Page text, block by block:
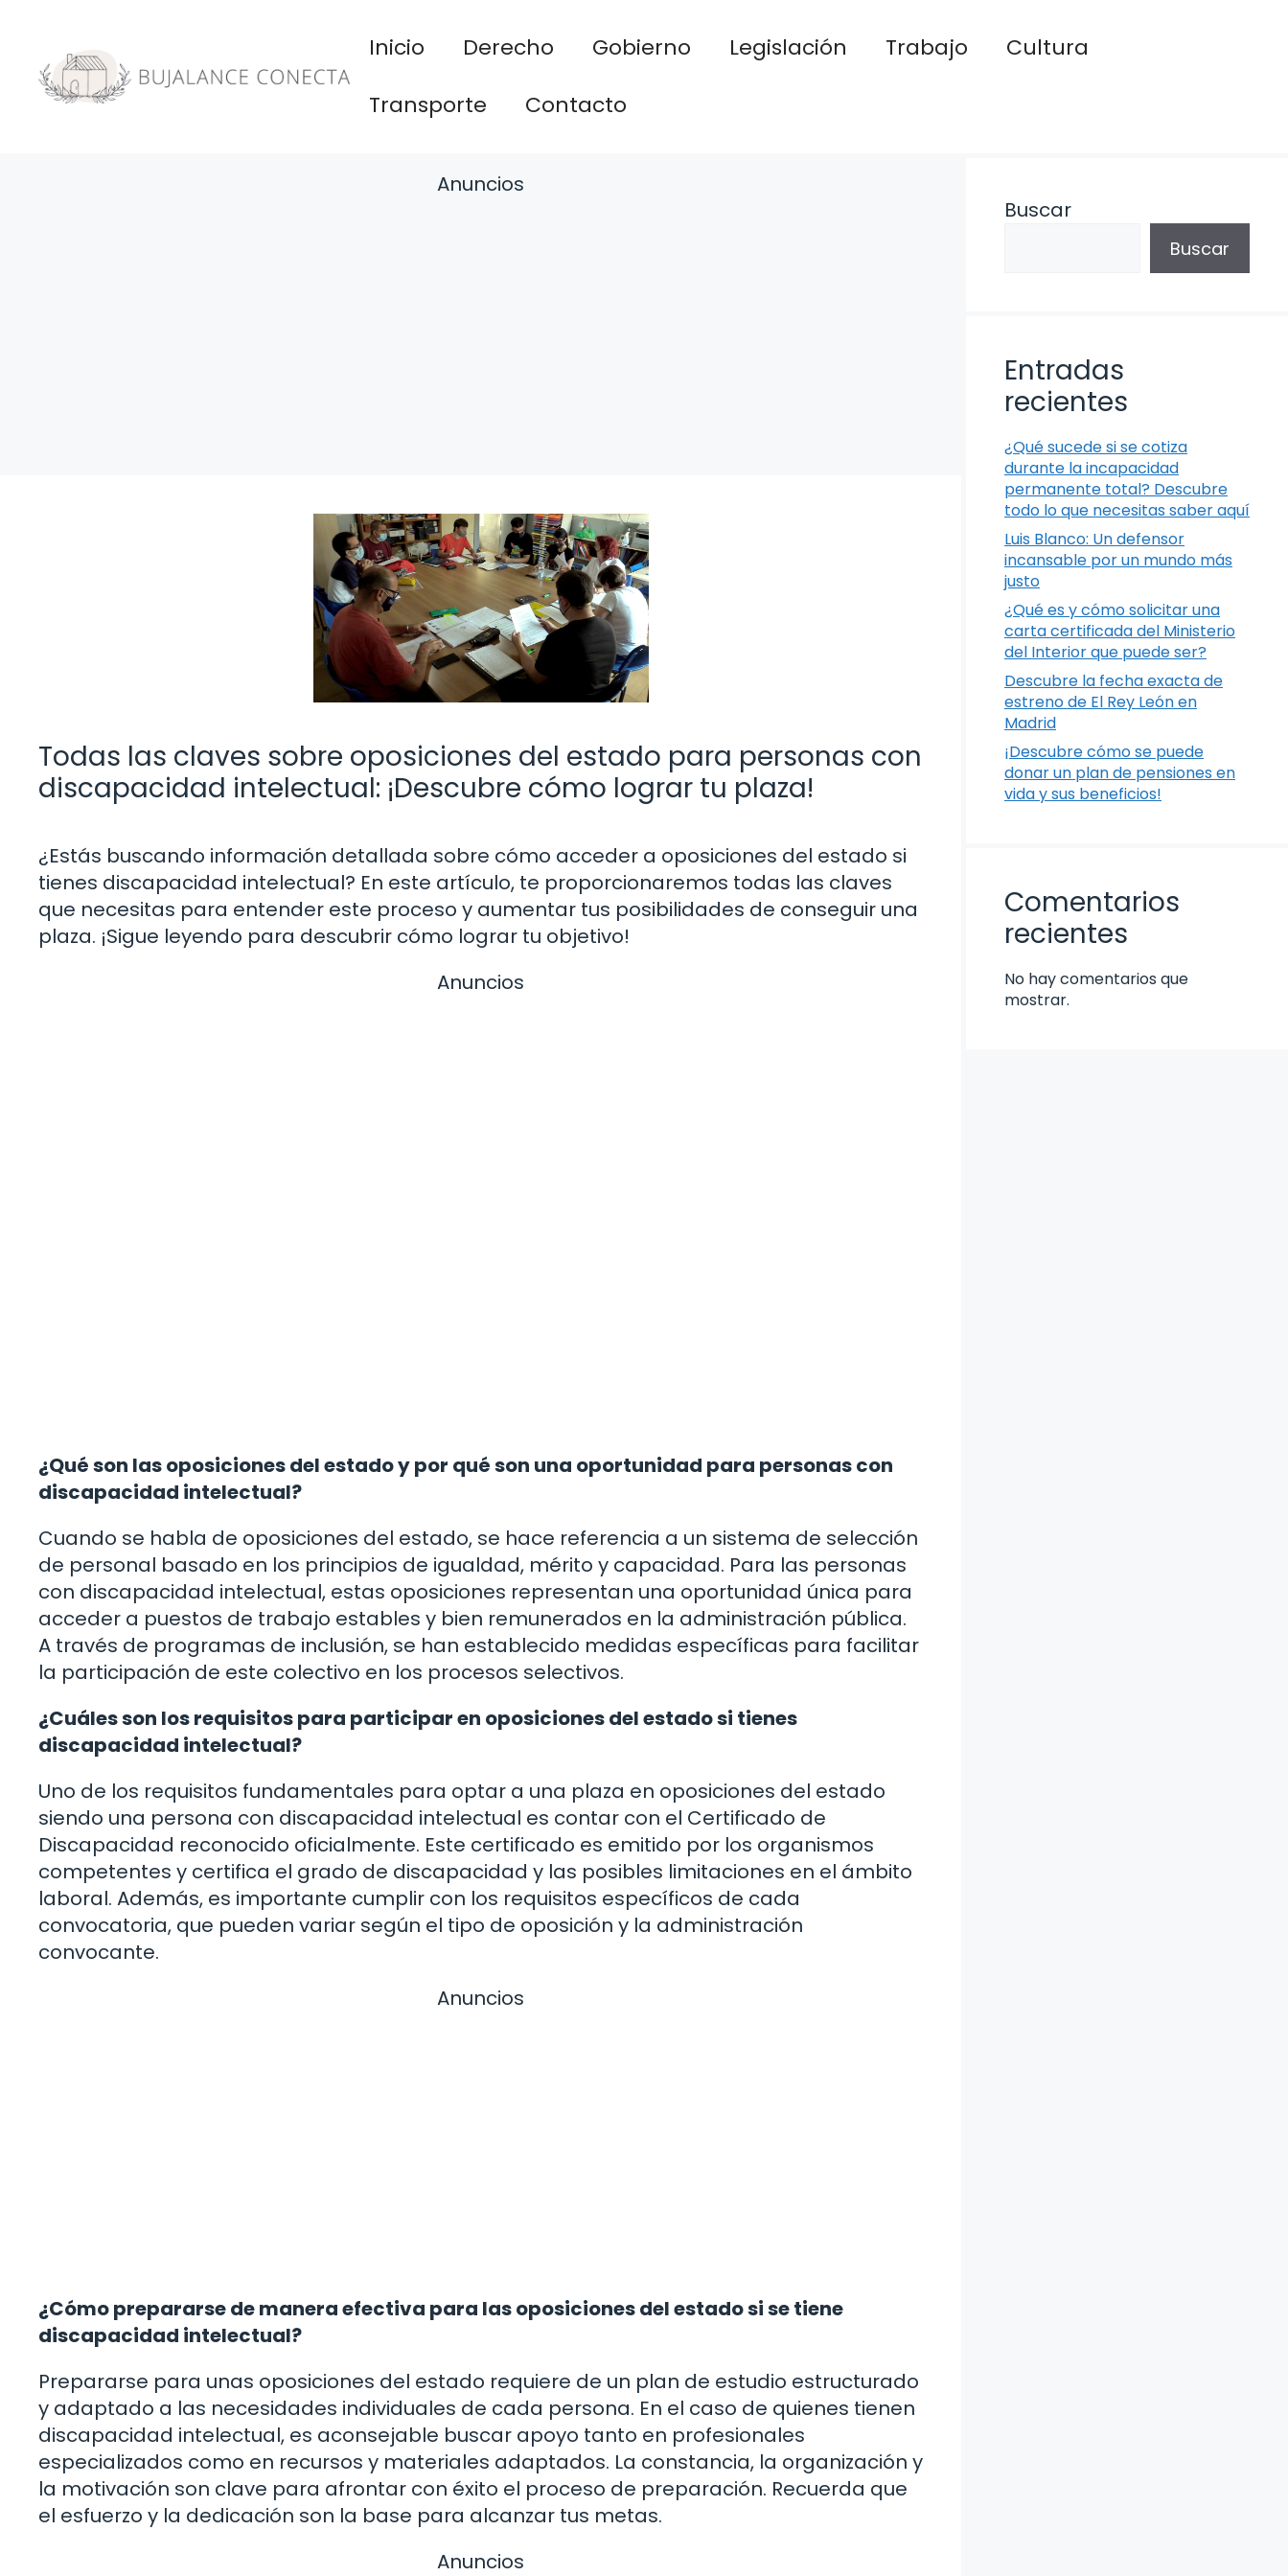
contenido
Inicio Derecho Gobierno Legislación Trabajo
Cultura
Transporte
Contacto
Anuncios
Todas las claves sobre oposiciones del estado para personas con
discapacidad intelectual: ¡Descubre cómo lograr tu plaza!
¿Estás buscando información detallada sobre cómo acceder a oposiciones del estado si
tienes discapacidad intelectual? En este artículo, te proporcionaremos todas las claves
que necesitas para entender este proceso y aumentar tus posibilidades de conseguir una
plaza. ¡Sigue leyendo para descubrir cómo lograr tu objetivo!
Anuncios
¿Qué son las oposiciones del estado y por qué son una oportunidad para personas con
discapacidad intelectual?
Cuando se habla de oposiciones del estado, se hace referencia a un sistema de selección
de personal basado en los principios de igualdad, mérito y capacidad. Para las personas
con discapacidad intelectual, estas oposiciones representan una oportunidad única para
acceder a puestos de trabajo estables y bien remunerados en la administración pública.
A través de programas de inclusión, se han establecido medidas específicas para facilitar
la participación de este colectivo en los procesos selectivos.
¿Cuáles son los requisitos para participar en oposiciones del estado si tienes
discapacidad intelectual?
Uno de los requisitos fundamentales para optar a una plaza en oposiciones del estado
siendo una persona con discapacidad intelectual es contar con el Certificado de
Discapacidad reconocido oficialmente. Este certificado es emitido por los organismos
competentes y certifica el grado de discapacidad y las posibles limitaciones en el ámbito
laboral. Además, es importante cumplir con los requisitos específicos de cada
convocatoria, que pueden variar según el tipo de oposición y la administración
convocante.
Anuncios
¿Cómo prepararse de manera efectiva para las oposiciones del estado si se tiene
discapacidad intelectual?
Prepararse para unas oposiciones del estado requiere de un plan de estudio estructurado
y adaptado a las necesidades individuales de cada persona. En el caso de quienes tienen
discapacidad intelectual, es aconsejable buscar apoyo tanto en profesionales
especializados como en recursos y materiales adaptados. La constancia, la organización y
la motivación son clave para afrontar con éxito el proceso de preparación. Recuerda que
el esfuerzo y la dedicación son la base para alcanzar tus metas.
Anuncios
Buscar
Buscar
Entradas
recientes
¿Qué sucede si se cotiza
durante la incapacidad
permanente total? Descubre
todo lo que necesitas saber aquí
Luis Blanco: Un defensor
incansable por un mundo más
justo
¿Qué es y cómo solicitar una
carta certificada del Ministerio
del Interior que puede ser?
Descubre la fecha exacta de
estreno de El Rey León en
Madrid
¡Descubre cómo se puede
donar un plan de pensiones en
vida y sus beneficios!
Comentarios
recientes
No hay comentarios que
mostrar.